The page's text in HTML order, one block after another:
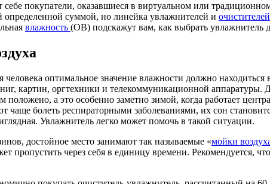
покупатели, оказавшиеся в виртуальном или
суммой, но линейка увлажнителей и
влажность (ОВ) подскажут вам, как выбрать увлажнитель
оптимальное значение влажности должно находиться
картин, оргтехники и телекоммуникационной
положено, а это особенно заметно зимой, когда работает
болеть респираторными заболеваниями, их сон
Увлажнитель легко может помочь в такой ситуации.
достойное место занимают так называемые «мойки
пропустить через себя в единицу времени. Рекомендуется,